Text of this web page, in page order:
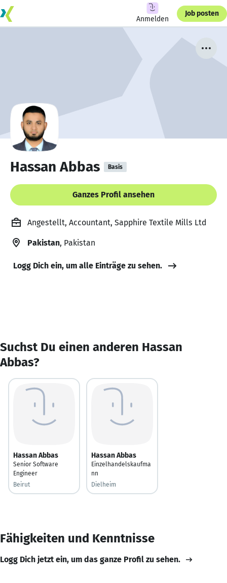
Anmelden
Job posten
Hassan Abbas Basis
Ganzes Profil ansehen
Angestellt, Accountant, Sapphire Textile Mills Ltd
Pakistan, Pakistan
Logg Dich ein, um alle Einträge zu sehen.
Suchst Du einen anderen Hassan
Abbas?
Hassan Abbas
Senior Software
Engineer
Beirut
Hassan Abbas
Einzelhandelskaufma
nn
Dielheim
Fähigkeiten und Kenntnisse
Logg Dich jetzt ein, um das ganze Profil zu sehen.